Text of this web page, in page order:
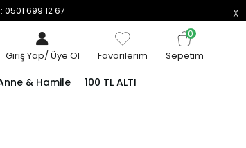
699 12 67
Giriş Yap/Üye Ol Favorilerim
0
Sepetim
& Hamile
100 TL ALTI